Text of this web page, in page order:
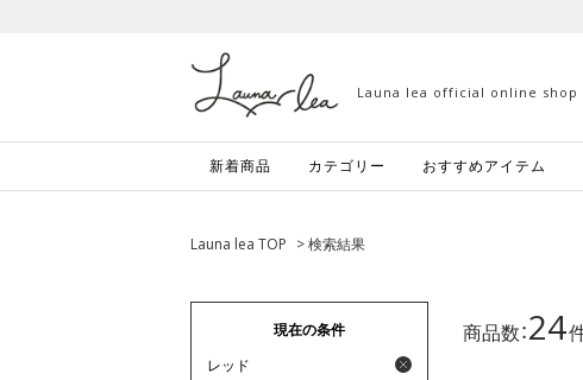
Launa lea official online shop
新着商品 カテゴリー おすすめアイテム
Launa lea TOP > 検索結果
現在の条件
レッド
商品数：24